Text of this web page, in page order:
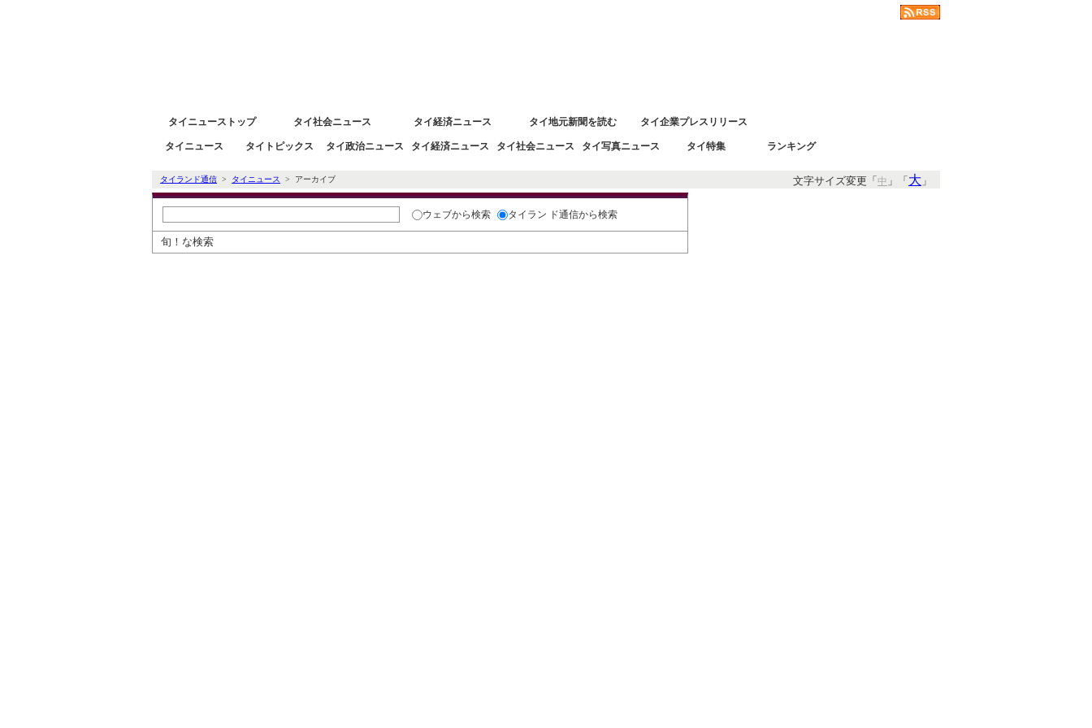
タイニューストップ タイ社会ニュース タイ経済ニュース タイ地元新聞を読む タイ企業プレスリリース
タイニュース タイトピックス タイ政治ニュース タイ経済ニュース タイ社会ニュース タイ写真ニュース タイ特集 ランキング
タイランド通信 > タイニュース > アーカイブ 文字サイズ変更「中 」「大 」
ウェブから検索 タイラン ド通信から検索
旬！な検索